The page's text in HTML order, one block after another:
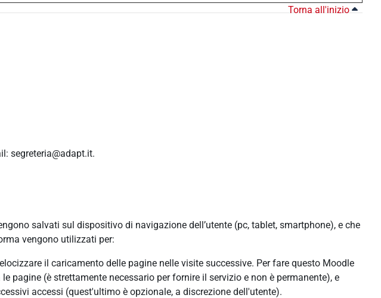
Torna all'inizio
segreteria@adapt.it.
salvati sul dispositivo di navigazione dell’utente (pc, tablet, smartphone), e che
vengono utilizzati per:
il caricamento delle pagine nelle visite successive. Per fare questo Moodle
pagine (è strettamente necessario per fornire il servizio e non è permanente), e
accessi (quest'ultimo è opzionale, a discrezione dell'utente).